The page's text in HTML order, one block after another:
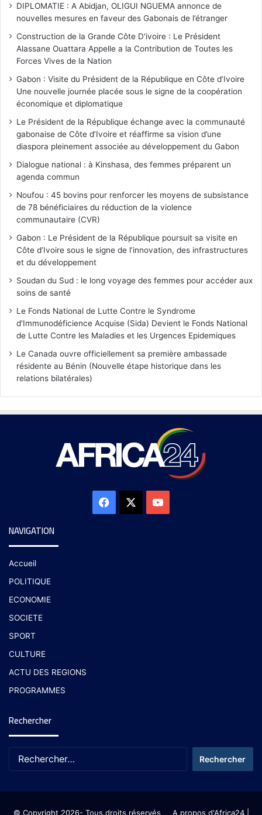
DIPLOMATIE : A Abidjan, OLIGUI NGUEMA annonce de
nouvelles mesures en faveur des Gabonais de l’étranger
Construction de la Grande Côte D'ivoire : Le Président
Alassane Ouattara Appelle a la Contribution de Toutes les
Forces Vives de la Nation
Gabon : Visite du Président de la République en Côte d’Ivoire
Une nouvelle journée placée sous le signe de la coopération
économique et diplomatique
Le Président de la République échange avec la communauté
gabonaise de Côte d’Ivoire et réaffirme sa vision d’une
diaspora pleinement associée au développement du Gabon
Dialogue national : à Kinshasa, des femmes préparent un
agenda commun
Noufou : 45 bovins pour renforcer les moyens de subsistance
de 78 bénéficiaires du réduction de la violence
communautaire (CVR)
Gabon : Le Président de la République poursuit sa visite en
Côte d’Ivoire sous le signe de l’innovation, des infrastructures
et du développement
Soudan du Sud : le long voyage des femmes pour accéder aux
soins de santé
Le Fonds National de Lutte Contre le Syndrome
d'Immunodéficience Acquise (Sida) Devient le Fonds National
de Lutte Contre les Maladies et les Urgences Epidemiques
Le Canada ouvre officiellement sa première ambassade
résidente au Bénin (Nouvelle étape historique dans les
relations bilatérales)
NAVIGATION
Accueil
POLITIQUE
ECONOMIE
SOCIETE
SPORT
CULTURE
ACTU DES REGIONS
PROGRAMMES
Rechercher
© Copyright 2026- Tous droits réservés A propos d'Africa24|